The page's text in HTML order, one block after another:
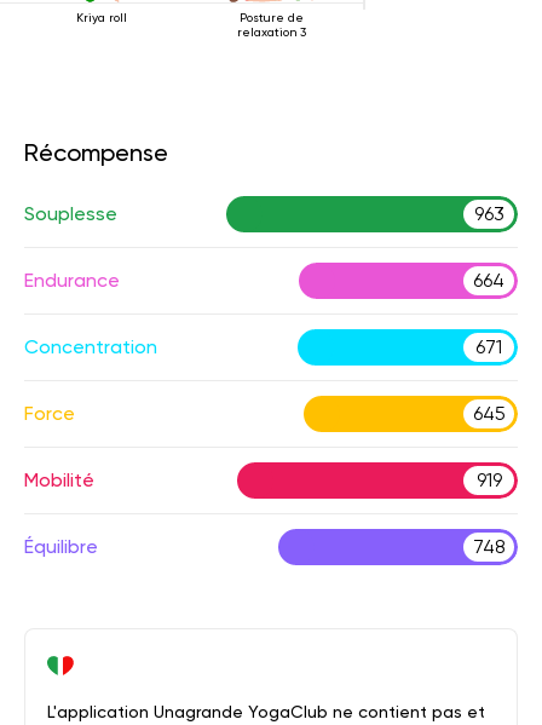
Kriya roll
Posture de
relaxation 3
Récompense
Souplesse 963
Endurance 664
Concentration 671
Force 645
Mobilité 919
Équilibre 748
L'application Unagrande YogaClub ne contient pas et